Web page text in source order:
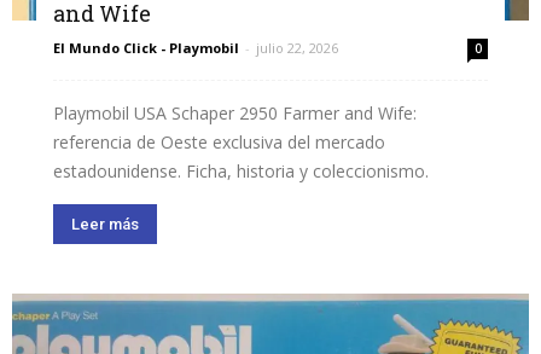
and Wife
El Mundo Click - Playmobil - julio 22, 2026 0
Playmobil USA Schaper 2950 Farmer and Wife:
referencia de Oeste exclusiva del mercado
estadounidense. Ficha, historia y coleccionismo.
Leer más